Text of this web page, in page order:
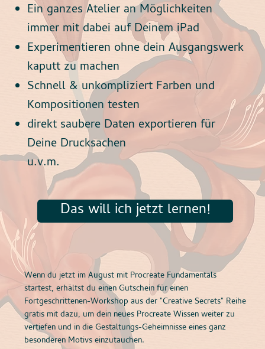
Ein ganzes Atelier an Möglichkeiten
immer mit dabei auf Deinem iPad
Experimentieren ohne dein Ausgangswerk
kaputt zu machen
Schnell & unkompliziert Farben und
Kompositionen testen
direkt saubere Daten exportieren für
Deine Drucksachen
u.v.m.
Das will ich jetzt lernen!
Wenn du jetzt im August mit Procreate Fundamentals
startest, erhältst du einen Gutschein für einen
Fortgeschrittenen-Workshop aus der "Creative Secrets" Reihe
gratis mit dazu, um dein neues Procreate Wissen weiter zu
vertiefen und in die Gestaltungs-Geheimnisse eines ganz
besonderen Motivs einzutauchen.